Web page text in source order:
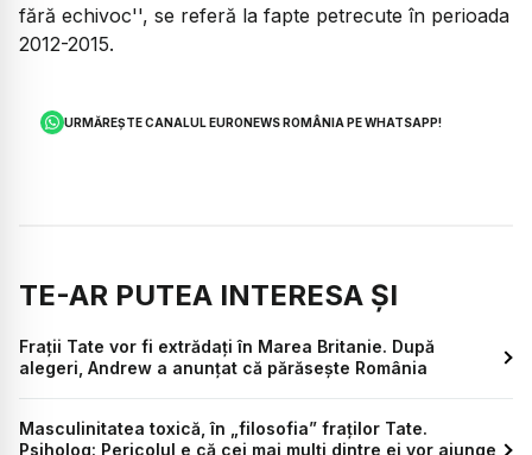
fără echivoc'', se referă la fapte petrecute în perioada
2012-2015.
URMĂREȘTE CANALUL EURONEWS ROMÂNIA PE WHATSAPP!
TE-AR PUTEA INTERESA ȘI
Frații Tate vor fi extrădați în Marea Britanie. După
alegeri, Andrew a anunțat că părăsește România
Masculinitatea toxică, în „filosofia” fraților Tate.
Psiholog: Pericolul e că cei mai mulți dintre ei vor ajunge